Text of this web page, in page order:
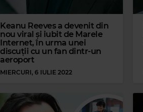
Keanu Reeves a devenit din
nou viral și iubit de Marele
Internet, în urma unei
discuții cu un fan dintr-un
aeroport
MIERCURI, 6 IULIE 2022